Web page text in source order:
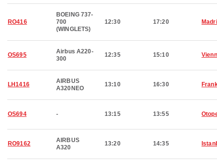
RO416
BOEING 737-
700
(WINGLETS)
12:30 17:20
OS695
Airbus A220-
300
12:35 15:10
LH1416
AIRBUS
A320NEO
13:10 16:30
OS694 - 13:15 13:55
RO9162
AIRBUS
A320
13:20 14:35